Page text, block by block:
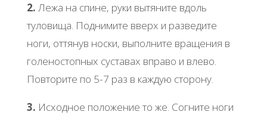
2. Лежа на спине, руки вытяните вдоль
туловища. Поднимите вверх и разведите
ноги, оттянув носки, выполните вращения в
голеностопных суставах вправо и влево.
Повторите по 5-7 раз в каждую сторону.
3. Исходное положение то же. Согните ноги